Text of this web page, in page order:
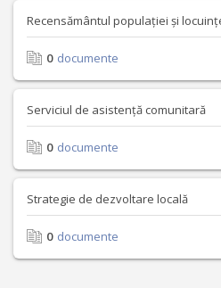
Recensământul populației și
0 documente
Serviciul de asistență comunitară
0 documente
Strategie de dezvoltare locală
0 documente